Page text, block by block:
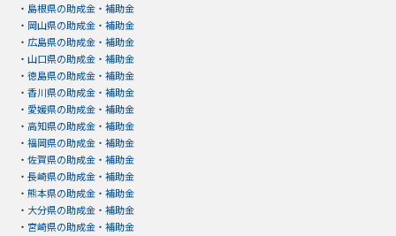
・ 島根県の助成金・補助金
・ 岡山県の助成金・補助金
・ 広島県の助成金・補助金
・ 山口県の助成金・補助金
・ 徳島県の助成金・補助金
・ 香川県の助成金・補助金
・ 愛媛県の助成金・補助金
・ 高知県の助成金・補助金
・ 福岡県の助成金・補助金
・ 佐賀県の助成金・補助金
・ 長崎県の助成金・補助金
・ 熊本県の助成金・補助金
・ 大分県の助成金・補助金
・ 宮崎県の助成金・補助金